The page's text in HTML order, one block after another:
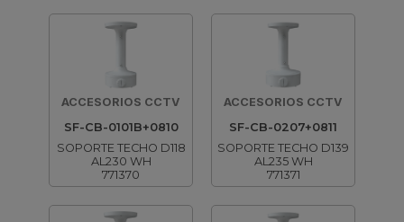
ACCESORIOS CCTV
SF-CB-0101B+0810
SOPORTE TECHO D118
AL230 WH
771370
ACCESORIOS CCTV
SF-CB-0207+0811
SOPORTE TECHO D139
AL235 WH
771371